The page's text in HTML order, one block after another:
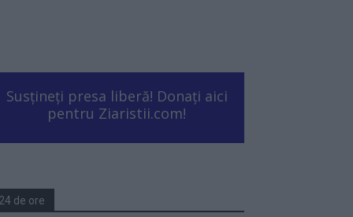
Susțineți presa liberă! Donați aici
pentru Ziaristii.com!
24 de ore